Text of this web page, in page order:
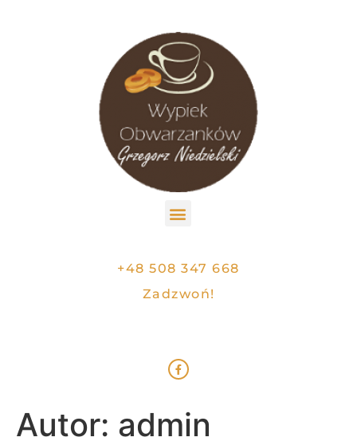
+48 508 347 668
Zadzwoń!
Autor: admin